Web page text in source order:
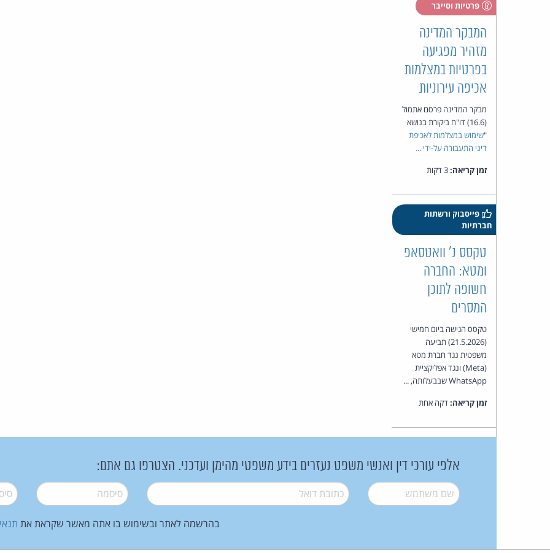
פרטיות וסייבר
המבקר המדינה
מזהיר מפגיעה
בפרטיות במצלמות
אכיפה עירוניות
מבקר המדינה פרסם אתמול
(16.6) דו"ח ביקורת בנושא
"שימוש במצלמות לאכיפת
דיני התעבורה על-ידי ...
זמן קריאה:
פייסבוק ורשתות
חברתיות
טקסס נ' וואטסאפ
ומטא: החברה
חשופה לתוכן
המסרים
טקסס הגישה ביום חמישי
(21.5.2026) תביעה
משפטית נגד חברת מטא
(Meta) ונגד אפליקציית
WhatsApp שבבעלותה, ...
זמן קריאה:דקה אחת
אלפי עורכי דין ואנשי משפט נעזרים בידע משפטי מהימן ועדכני. הצטרפו גם אתם:
שם משתמש* דואל* סיסמה*
בהרשמה לאתר ובשימוש בו אתה מאשר שקראת את